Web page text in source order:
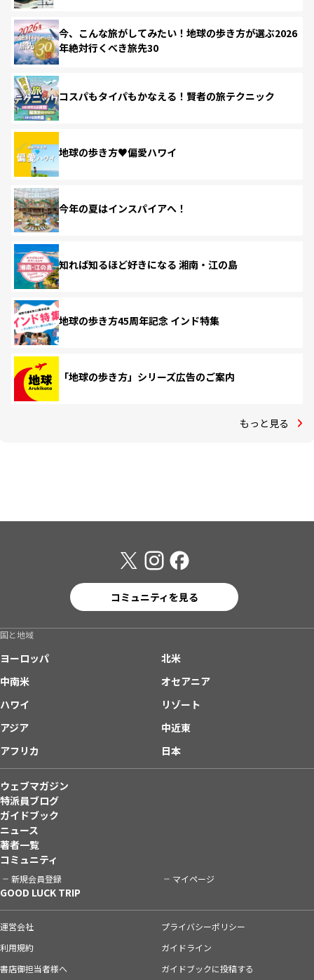
今、こんな旅がしてみたい！地球の歩き方が選ぶ2026
年絶対行くべき旅先30
コスパもタイパもかなえる！賢者の旅テクニック
地球の歩き方♥偏愛ハワイ
今年の夏はインスパイアへ！
知れば知るほど好きになる 湘南・江の島
地球の歩き方45周年記念 インド特集
「地球の歩き方」シリーズ広告のご案内
もっと見る
コミュニティを見る
国と地域
ヨーロッパ
北米
中南米
オセアニア
ハワイ
リゾート
アジア
中近東
アフリカ
日本
ウェブマガジン
特派員ブログ
ガイドブック
ニュース
著者一覧
コミュニティ
新規会員登録 マイページ
GOOD LUCK TRIP
運営会社
プライバシーポリシー
利用規約
ガイドライン
書店御担当者様へ
ガイドブックに投稿する